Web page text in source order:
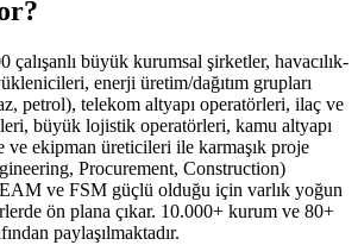
büyük kurumsal şirketler, havacılık-
enerji üretim/dağıtım grupları
petrol), telekom altyapı operatörleri, ilaç ve
büyük lojistik operatörleri, kamu altyapı
ve ekipman üreticileri ile karmaşık proje
Procurement, Construction)
ve FSM güçlü olduğu için varlık yoğun
ön plana çıkar. 10.000+ kurum ve 80+
paylaşılmaktadır.